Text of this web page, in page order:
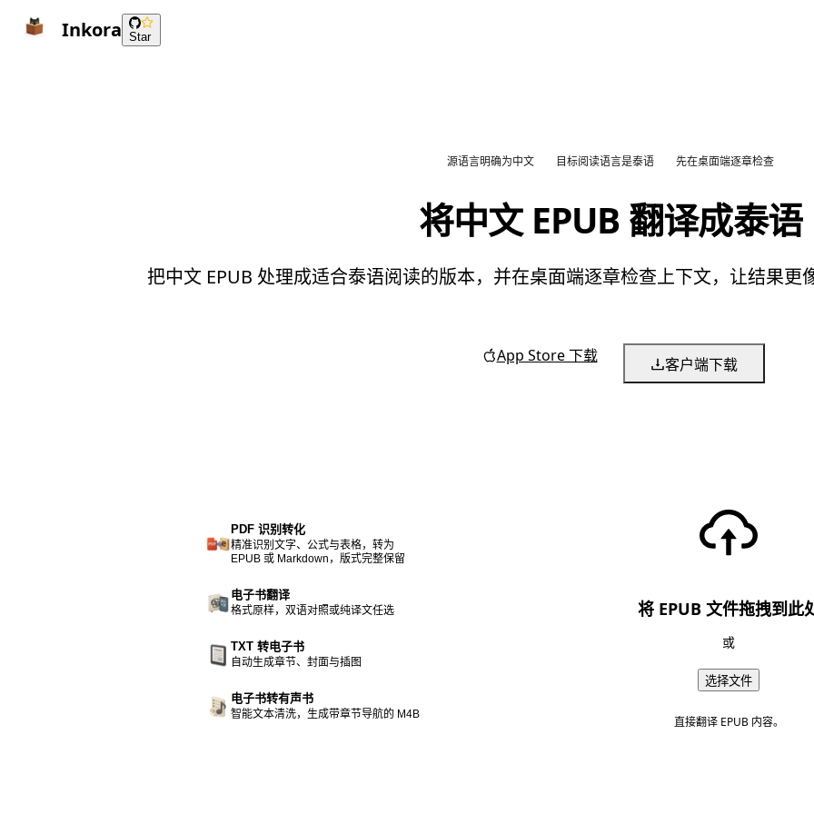
Inkora Star
源语言明确为中文 目标阅读语言是泰语 先在桌面端逐章检查
将中文 EPUB 翻译成泰语
把中文 EPUB 处理成适合泰语阅读的版本，并在桌面端逐章检查上下文，让结果更
App Store 下载 客户端下载
PDF 识别转化
精准识别文字、公式与表格，转为
EPUB 或 Markdown，版式完整保留
电子书翻译
格式原样，双语对照或纯译文任选
TXT 转电子书
自动生成章节、封面与插图
电子书转有声书
智能文本清洗，生成带章节导航的 M4B
将 EPUB 文件拖拽到此
或
选择文件
直接翻译 EPUB 内容。